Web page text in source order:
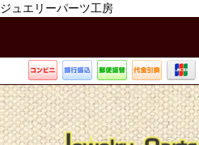
ジュエリーパーツ工房